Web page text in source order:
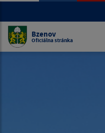
Bzenov
Oficiálna stránka